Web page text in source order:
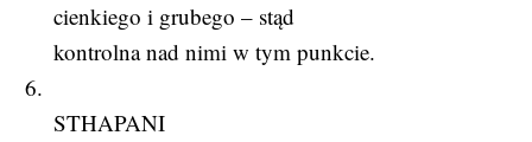
cienkiego i grubego – stąd
kontrolna nad nimi w tym punkcie.
6.
STHAPANI